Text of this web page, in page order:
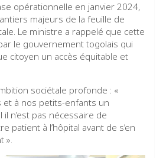
opérationnelle en janvier 2024,
majeurs de la feuille de
Le ministre a rappelé que cette
le gouvernement togolais qui
citoyen un accès équitable et
sociétale profonde : «
à nos petits-enfants un
n’est pas nécessaire de
patient à l’hôpital avant de s’en
».